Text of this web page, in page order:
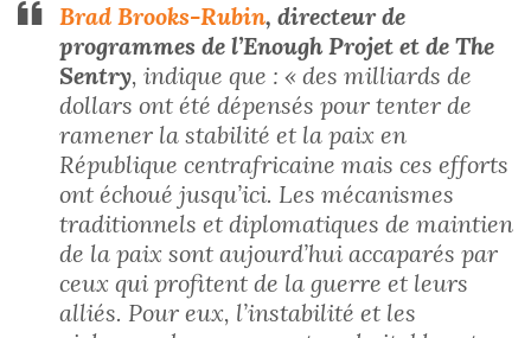
Brad Brooks-Rubin, directeur de
programmes de l’Enough Projet et de The
Sentry, indique que : « des milliards de
dollars ont été dépensés pour tenter de
ramener la stabilité et la paix en
République centrafricaine mais ces efforts
ont échoué jusqu’ici. Les mécanismes
traditionnels et diplomatiques de maintien
de la paix sont aujourd’hui accaparés par
ceux qui profitent de la guerre et leurs
alliés. Pour eux, l’instabilité et les